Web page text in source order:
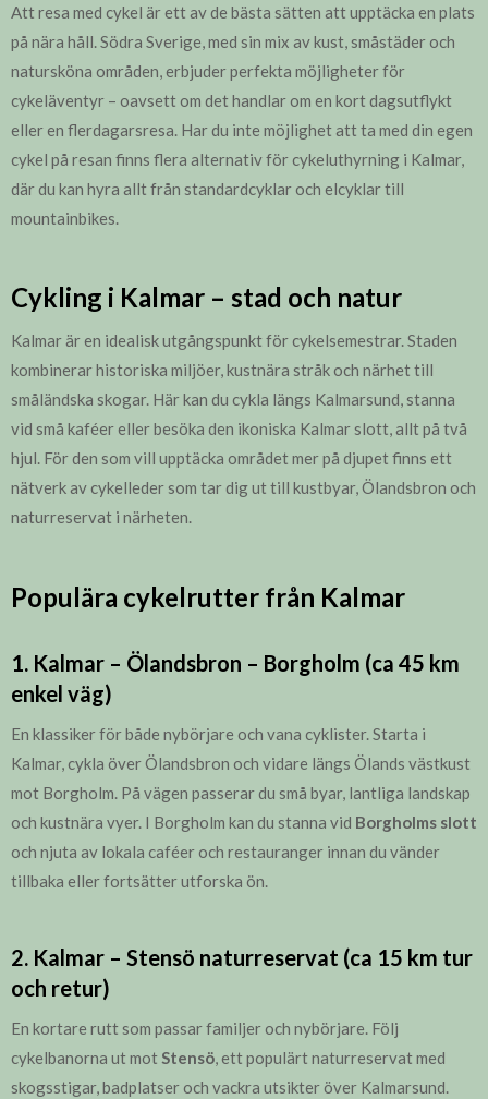
Att resa med cykel är ett av de bästa sätten att upptäcka en plats
på nära håll. Södra Sverige, med sin mix av kust, småstäder och
natursköna områden, erbjuder perfekta möjligheter för
cykeläventyr – oavsett om det handlar om en kort dagsutflykt
eller en flerdagarsresa. Har du inte möjlighet att ta med din egen
cykel på resan finns flera alternativ för cykeluthyrning i Kalmar,
där du kan hyra allt från standardcyklar och elcyklar till
mountainbikes.
Cykling i Kalmar – stad och natur
Kalmar är en idealisk utgångspunkt för cykelsemestrar. Staden
kombinerar historiska miljöer, kustnära stråk och närhet till
småländska skogar. Här kan du cykla längs Kalmarsund, stanna
vid små kaféer eller besöka den ikoniska Kalmar slott, allt på två
hjul. För den som vill upptäcka området mer på djupet finns ett
nätverk av cykelleder som tar dig ut till kustbyar, Ölandsbron och
naturreservat i närheten.
Populära cykelrutter från Kalmar
1. Kalmar – Ölandsbron – Borgholm (ca 45 km
enkel väg)
En klassiker för både nybörjare och vana cyklister. Starta i
Kalmar, cykla över Ölandsbron och vidare längs Ölands västkust
mot Borgholm. På vägen passerar du små byar, lantliga landskap
och kustnära vyer. I Borgholm kan du stanna vid Borgholms slott
och njuta av lokala caféer och restauranger innan du vänder
tillbaka eller fortsätter utforska ön.
2. Kalmar – Stensö naturreservat (ca 15 km tur
och retur)
En kortare rutt som passar familjer och nybörjare. Följ
cykelbanorna ut motStensö, ett populärt naturreservat med
skogsstigar, badplatser och vackra utsikter över Kalmarsund.